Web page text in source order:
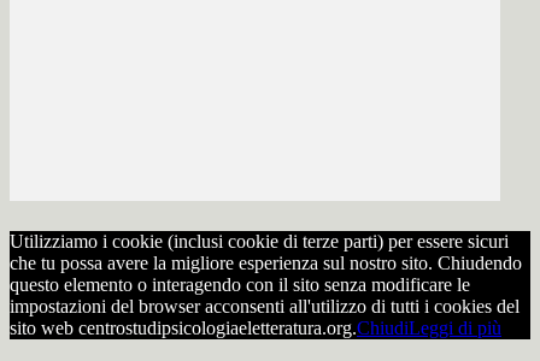
Utilizziamo i cookie (inclusi cookie di terze parti) per essere sicuri
che tu possa avere la migliore esperienza sul nostro sito. Chiudendo
questo elemento o interagendo con il sito senza modificare le
impostazioni del browser acconsenti all'utilizzo di tutti i cookies del
sito web centrostudipsicologiaeletteratura.org.ChiudiLeggi di più